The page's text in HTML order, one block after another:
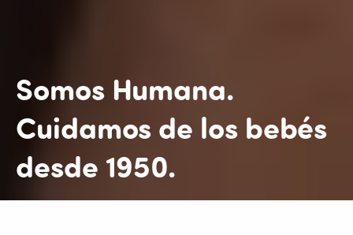
Somos Humana.
Cuidamos de los bebés
desde 1950.